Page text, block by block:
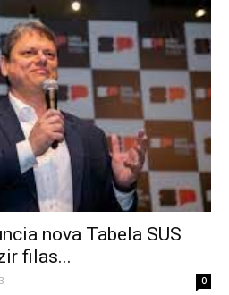
nova Tabela SUS
filas...
0